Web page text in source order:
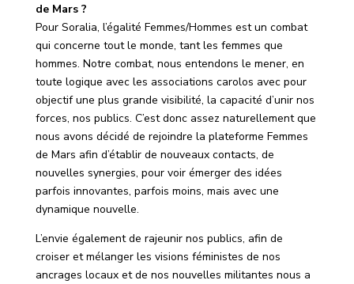
de Mars ?
Pour Soralia, l’égalité Femmes/Hommes est un combat
qui concerne tout le monde, tant les femmes que
hommes. Notre combat, nous entendons le mener, en
toute logique avec les associations carolos avec pour
objectif une plus grande visibilité, la capacité d’unir nos
forces, nos publics. C’est donc assez naturellement que
nous avons décidé de rejoindre la plateforme Femmes
de Mars afin d’établir de nouveaux contacts, de
nouvelles synergies, pour voir émerger des idées
parfois innovantes, parfois moins, mais avec une
dynamique nouvelle.
L’envie également de rajeunir nos publics, afin de
croiser et mélanger les visions féministes de nos
ancrages locaux et de nos nouvelles militantes nous a